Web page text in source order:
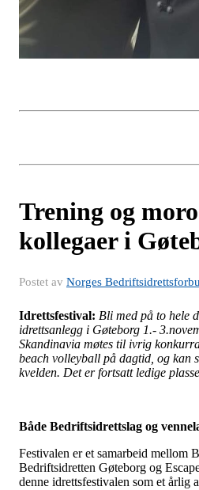
Trening og
kollegaer i
Postet av Norges
Idrettsfestival: Bli med på to hele
idrettsanlegg i Gøteborg 1.-
Skandinavia møtes til ivrig
beach volleyball på dagtid, og kan
kvelden. Det er fortsatt ledige
Både Bedriftsidrettslag og
Festivalen er et samarbeid mellom
Bedriftsidretten Gøteborg og
denne idrettsfestivalen som et årlig